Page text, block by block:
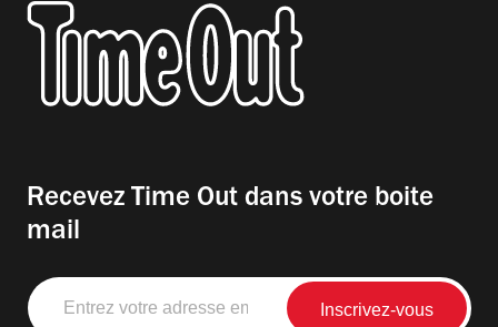
Recevez Time Out dans votre boite
mail
Entrez
votre